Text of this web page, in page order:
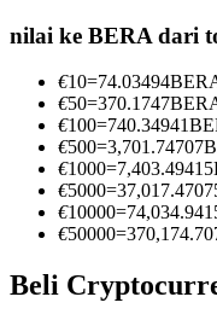
Informasi
nilai ke BERA dari
€10=74.03494
€50=370.1747
€100=740.34941
€500=3,701.74707
€1000=7,403.49415
€5000=
€10000=
€50000=
Beli